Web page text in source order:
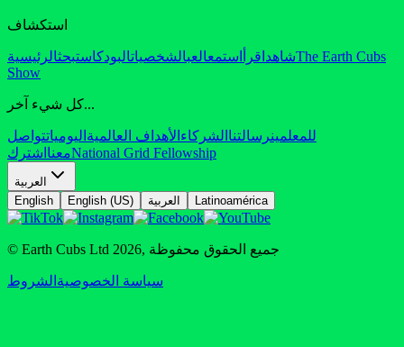
استكشاف
شاهد اقرأ استمعالعبالشخصياتالبودكاستبحثالرئيسية
The Earth Cubs
Show
كل شيء آخر...
للمعلمينرسالتنا الشركاء الأهداف العالمية اليومياتتواصل
معنا اشترك National Grid Fellowship
العربية
English
English (US) العربية Latinoamérica
© Earth Cubs Ltd 2026, جميع الحقوق محفوظة
سياسة الخصوصية الشروط